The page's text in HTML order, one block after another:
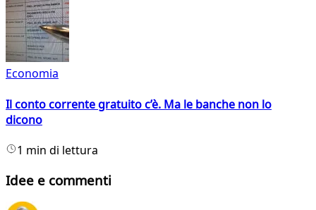
Economia
Il conto corrente gratuito c’è. Ma le banche non lo
dicono
1 min di lettura
Idee e commenti